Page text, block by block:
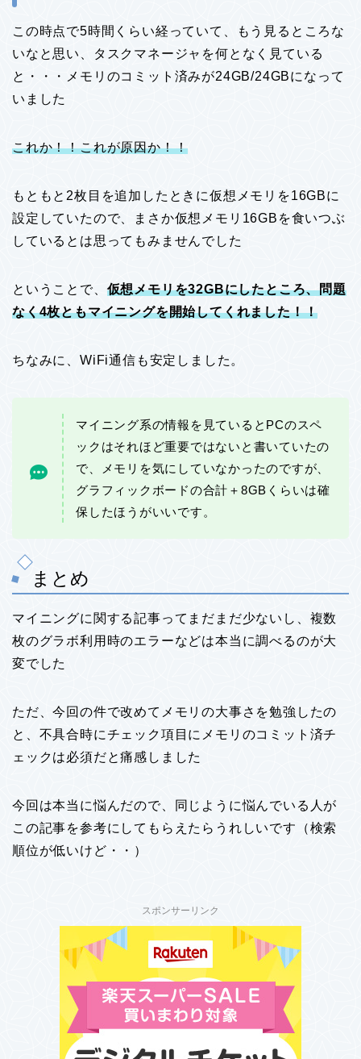
この時点で5時間くらい経っていて、もう見るところな
いなと思い、タスクマネージャを何となく見ている
と・・・メモリのコミット済みが24GB/24GBになって
いました
これか！！これが原因か！！
もともと2枚目を追加したときに仮想メモリを16GBに
設定していたので、まさか仮想メモリ16GBを食いつぶ
しているとは思ってもみませんでした
ということで、 仮想メモリを32GBにしたところ、問題
なく4枚ともマイニングを開始してくれました！！
ちなみに、WiFi通信も安定しました。
マイニング系の情報を見ているとPCのスペ
ックはそれほど重要ではないと書いていたの
で、メモリを気にしていなかったのですが、
グラフィックボードの合計＋8GBくらいは確
保したほうがいいです。
まとめ
マイニングに関する記事ってまだまだ少ないし、複数
枚のグラボ利用時のエラーなどは本当に調べるのが大
変でした
ただ、今回の件で改めてメモリの大事さを勉強したの
と、不具合時にチェック項目にメモリのコミット済チ
ェックは必須だと痛感しました
今回は本当に悩んだので、同じように悩んでいる人が
この記事を参考にしてもらえたらうれしいです（検索
順位が低いけど・・）
スポンサーリンク